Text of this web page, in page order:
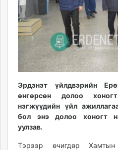
eagle.mn
ergelt.mn
zarig.mn
today.mn
zuv.mn
mminfo.mn
ugluu.mn
urlag.mn
unen.mn
asu.mn
shudarga.mn
shuurhai.mn
Эрдэнэт үйлдвэрийн
өнгөрсөн долоо
нэгжүүдийн үйл
бол энэ долоо хоногт
уулзав.
Тэрээр өчигдөр Хамтын